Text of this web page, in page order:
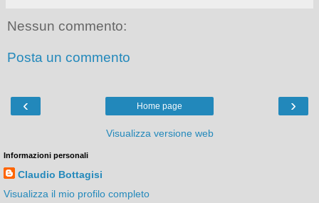
Nessun commento:
Posta un commento
‹ ›
Home page
Visualizza versione web
Informazioni personali
Claudio Bottagisi
Visualizza il mio profilo completo